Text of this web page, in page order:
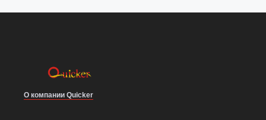
О компании Quicker